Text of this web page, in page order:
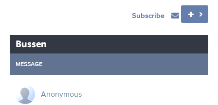
Subscribe
Bussen
MESSAGE
Anonymous